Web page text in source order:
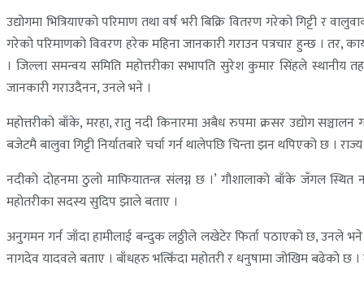
उद्योगमा भित्रियाएको परिमाण तथा वर्ष भरी बिक्रि वितरण गरेको गिट्टी
गरेको परिमाणको विवरण हरेक महिना जानकारी गराउन पत्रचार हुन्छ । तर,
। जिल्ला समन्वय समिति महोत्तरीका सभापति सुरेश कुमार सिंहले स्थानीय
जानकारी गराउदैनन, उनले भने ।
महोत्तरीको बाँके, मरहा, रातु नदी किनारमा अबैध रुपमा क्रसर उद्योग
बजेटमै बालुवा गिट्टी निर्यातबारे चर्चा गर्न थालेपछि चिन्ता झन थपिएको छ
नदीको दोहनमा ठुलो माफियातन्त्र संलग्न छ ।’ गौशालाको बाँके जँगल
महोतरीका सदस्य सुदिप झाले बताए ।
अनुगमन गर्न जाँदा हामीलाई बन्दुक लठ्ठीले लखेटेर फिर्ता पठाएको छ, उनले
नागदेव यादवले बताए । बाँधहरु भत्किँदा महोतरी र धनुषामा जोखिम बढेको